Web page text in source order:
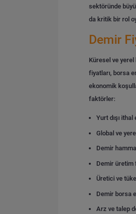
sektöründe
da kritik bir rol
Demir
Küresel ve
fiyatları, borsa
ekonomik
faktörler:
Yurt dışı
Global ve
Demir
Demir üretim
Üretici ve
Demir borsa
Arz ve talep